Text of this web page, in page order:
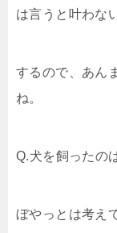
は言うと叶わな
するので、あん
ね。
Q.犬を飼ったの
ぼやっとは考え